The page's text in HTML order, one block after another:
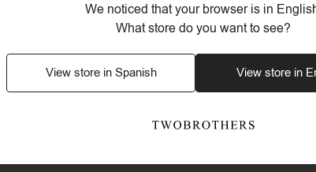
3 años
We noticed that your browser is in
What store do you want to see?
View store in Spanish View store in